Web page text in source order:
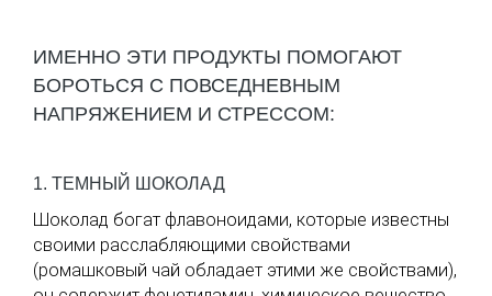
ИМЕННО ЭТИ ПРОДУКТЫ ПОМОГАЮТ
БОРОТЬСЯ С ПОВСЕДНЕВНЫМ
НАПРЯЖЕНИЕМ И СТРЕССОМ:
1. ТЕМНЫЙ ШОКОЛАД
Шоколад богат флавоноидами, которые известны
своими расслабляющими свойствами
(ромашковый чай обладает этими же свойствами),